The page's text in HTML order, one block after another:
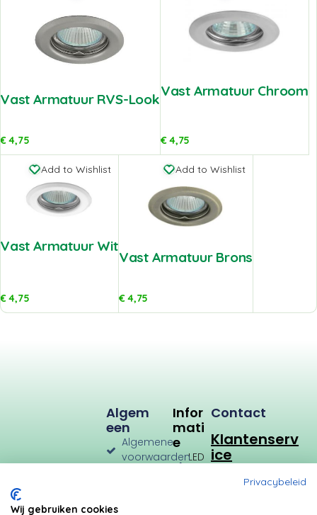
Vast Armatuur RVS-Look
€4,75
Vast Armatuur Chroom
€4,75
Add to Wishlist
Vast Armatuur Wit
€4,75
Add to Wishlist
Vast Armatuur Brons
€4,75
Infor
Mati
E
LED
Algem
Een
Algemene
voorwaarden
Contact
Klantenserv
ice
Privacybeleid
Wij gebruiken cookies